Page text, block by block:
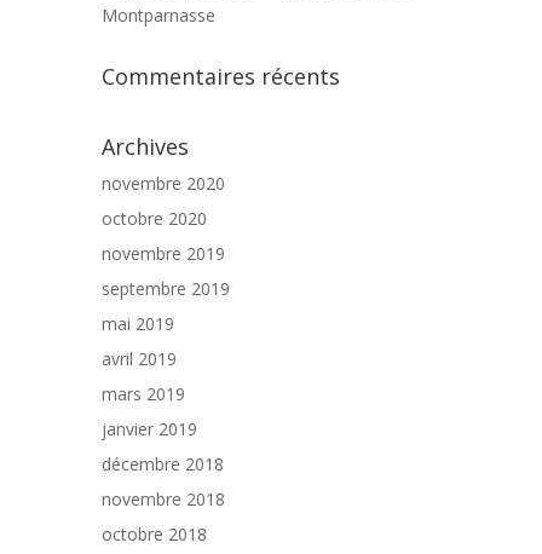
Montparnasse
Commentaires récents
Archives
novembre 2020
octobre 2020
novembre 2019
septembre 2019
mai 2019
avril 2019
mars 2019
janvier 2019
décembre 2018
novembre 2018
octobre 2018